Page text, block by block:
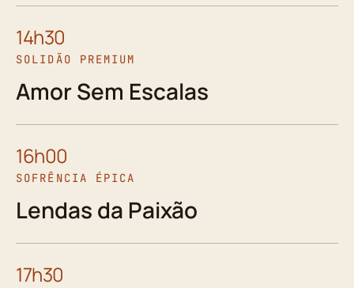
14h30
SOLIDÃO PREMIUM
Amor Sem Escalas
16h00
SOFRÊNCIA ÉPICA
Lendas da Paixão
17h30